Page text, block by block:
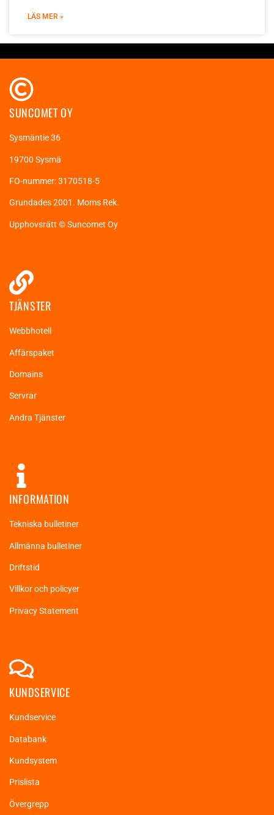
LÄS MER »
SUNCOMET OY
Sysmäntie 36
19700 Sysmä
FO-nummer: 3170518-5
Grundades 2001. Moms Rek.
Upphovsrätt © Suncomet Oy
TJÄNSTER
Webbhotell
Affärspaket
Domains
Servrar
Andra Tjänster
INFORMATION
Tekniska bulletiner
Allmänna bulletiner
Driftstid
Villkor och policyer
Privacy Statement
KUNDSERVICE
Kundservice
Databank
Kundsystem
Prislista
Övergrepp